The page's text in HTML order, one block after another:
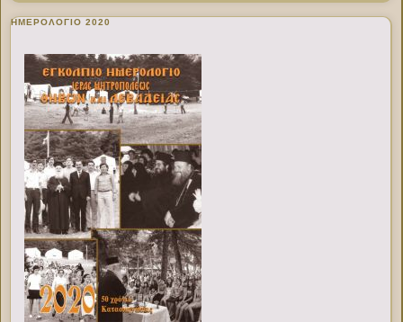
ΗΜΕΡΟΛΟΓΙΟ 2020